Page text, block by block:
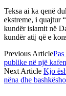
Teksa ai ka qenë
ekstreme, i quajtur
kundër islamit në
kundër atij që e
Previous Article
publike në një
Next Article Kjo
nëna dhe